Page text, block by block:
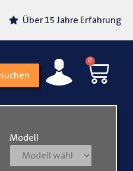
Über 15 Jahre Erfahrung
suchen
0
Modell